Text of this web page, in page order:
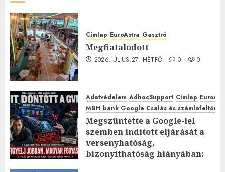
Címlap EuroAstra Gasztró
Megfiatalodott
2026.JÚLIUS.27. HÉTFŐ. 0 0
Adatvédelem AdhocSupport Címlap
MBH bank Google Csalás és
Megszüntette a Google-lel
szemben indított eljárását a
versenyhatóság,
bizonyíthatóság hiányában: